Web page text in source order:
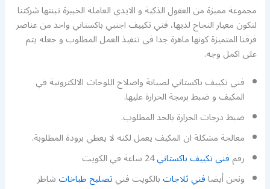
مجموعة مميزة من العقول الذكية و الايدي العاملة الخبيرة تبنتها شركتنا
لتكون معيار النجاح لديها، فني تكييف اجنبي باكستاني واحد من عناصر
فرقنا المتميزة كونها ماهرة جدا في تنفيذ العمل المطلوب و جعله يتم
على اكمل وجه.
فني تكييف باكستاني لصيانة واصلاح اللوحات الالكترونية في
المكيف و ضبط برمجة الحرارة عليها.
ضبط درجات الحرارة بالحد المطلوب.
معالجة مشكلة ان المكيف يعمل لكنه لا يعطي برودة المطلوبة.
رقمفني تكييف باكستاني24 ساعة في الكويت
ونحن أيضافني ثلاجاتبالكويت فنيتصليح طباخاتشاطر